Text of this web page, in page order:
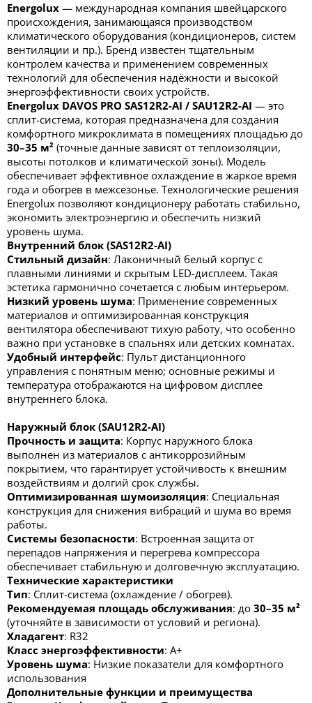
Energolux — международная компания швейцарского
происхождения, занимающаяся производством
климатического оборудования (кондиционеров, систем
вентиляции и пр.). Бренд известен тщательным
контролем качества и применением современных
технологий для обеспечения надёжности и высокой
энергоэффективности своих устройств.
Energolux DAVOS PRO SAS12R2-AI / SAU12R2-AI — это
сплит-система, которая предназначена для создания
комфортного микроклимата в помещениях площадью до
30–35 м² (точные данные зависят от теплоизоляции,
высоты потолков и климатической зоны). Модель
обеспечивает эффективное охлаждение в жаркое время
года и обогрев в межсезонье. Технологические решения
Energolux позволяют кондиционеру работать стабильно,
экономить электроэнергию и обеспечить низкий
уровень шума.
Внутренний блок (SAS12R2-AI)
Стильный дизайн: Лаконичный белый корпус с
плавными линиями и скрытым LED-дисплеем. Такая
эстетика гармонично сочетается с любым интерьером.
Низкий уровень шума: Применение современных
материалов и оптимизированная конструкция
вентилятора обеспечивают тихую работу, что особенно
важно при установке в спальнях или детских комнатах.
Удобный интерфейс: Пульт дистанционного
управления с понятным меню; основные режимы и
температура отображаются на цифровом дисплее
внутреннего блока.
Наружный блок (SAU12R2-AI)
Прочность и защита: Корпус наружного блока
выполнен из материалов с антикоррозийным
покрытием, что гарантирует устойчивость к внешним
воздействиям и долгий срок службы.
Оптимизированная шумоизоляция: Специальная
конструкция для снижения вибраций и шума во время
работы.
Системы безопасности: Встроенная защита от
перепадов напряжения и перегрева компрессора
обеспечивает стабильную и долговечную эксплуатацию.
Технические характеристики
Тип: Сплит-система (охлаждение / обогрев).
Рекомендуемая площадь обслуживания: до 30–35 м²
(уточняйте в зависимости от условий и региона).
Хладагент: R32
Класс энергоэффективности: А+
Уровень шума: Низкие показатели для комфортного
использования
Дополнительные функции и преимущества